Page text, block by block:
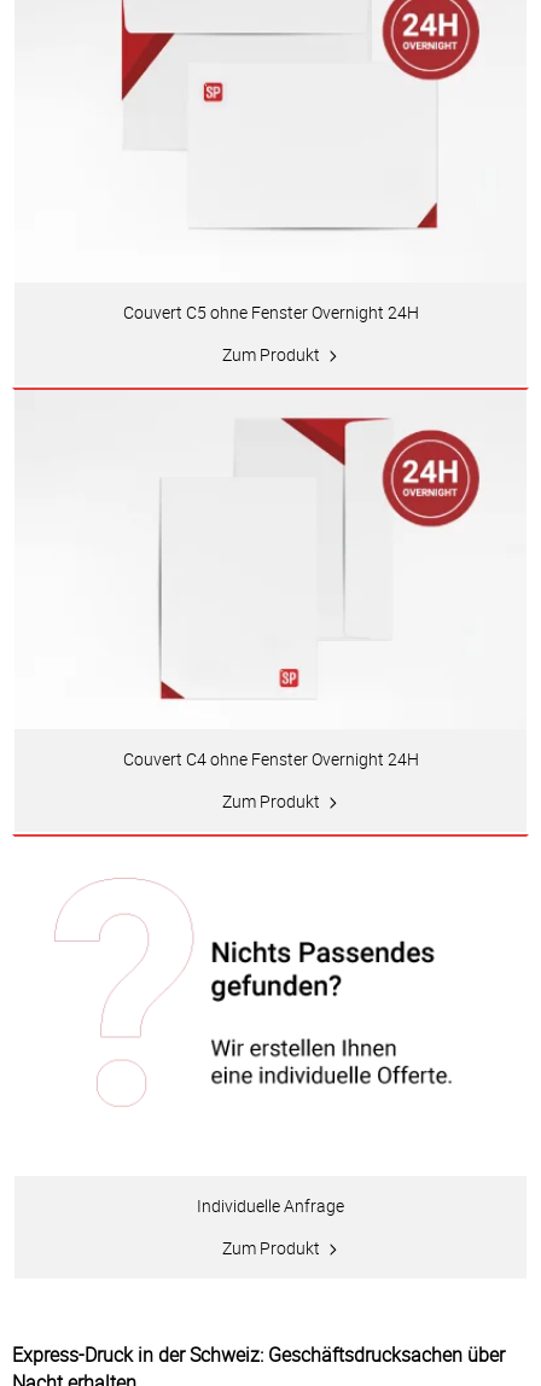
Couvert C5 ohne Fenster Overnight 24H
Zum Produkt
Couvert C4 ohne Fenster Overnight 24H
Zum Produkt
Individuelle Anfrage
Zum Produkt
Express-Druck in der Schweiz: Geschäftsdrucksachen über